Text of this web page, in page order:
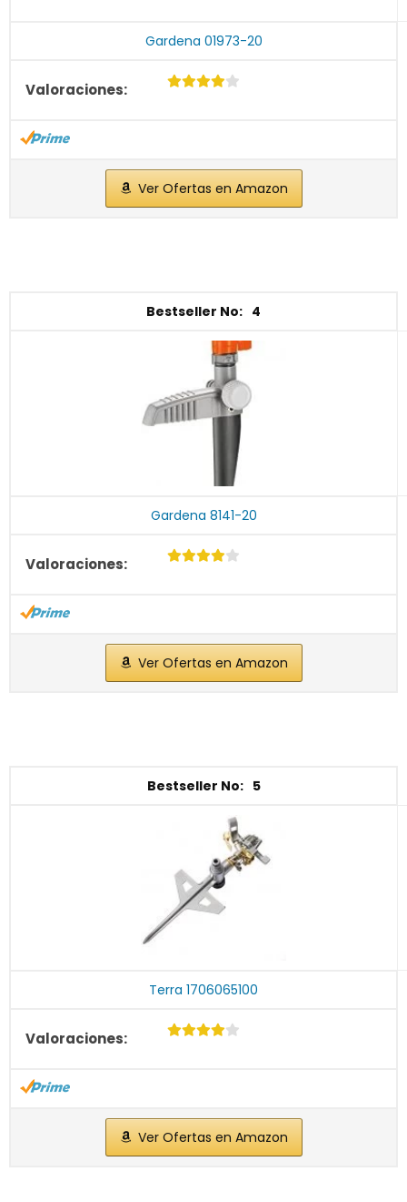
Gardena 01973-20
Ver Ofertas en Amazon
4
Gardena 8141-20
Ver Ofertas en Amazon
5
Terra 1706065100
Ver Ofertas en Amazon